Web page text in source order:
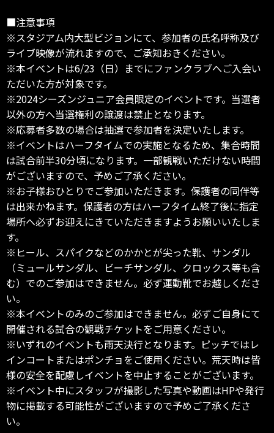
■注意事項
※スタジアム内大型ビジョンにて、参加者の氏名呼称及び
ライブ映像が流れますので、ご承知おきください。
※本イベントは6/23（日）までにファンクラブへご入会い
ただいた方が対象です。
※2024シーズンジュニア会員限定のイベントです。当選者
以外の方へ当選権利の譲渡は禁止となります。
※応募者多数の場合は抽選で参加者を決定いたします。
※イベントはハーフタイムでの実施となるため、集合時間
は試合前半30分頃になります。一部観戦いただけない時間
がございますので、予めご了承ください。
※お子様おひとりでご参加いただきます。保護者の同伴等
は出来かねます。保護者の方はハーフタイム終了後に指定
場所へ必ずお迎えにきていただきますようお願いいたしま
す。
※ヒール、スパイクなどのかかとが尖った靴、サンダル
（ミュールサンダル、ビーチサンダル、クロックス等も含
む）でのご参加はできません。必ず運動靴でお越しくださ
い。
※本イベントのみのご参加はできません。必ずご自身にて
開催される試合の観戦チケットをご用意ください。
※いずれのイベントも雨天決行となります。ピッチではレ
インコートまたはポンチョをご使用ください。荒天時は皆
様の安全を配慮しイベントを中止することがございます。
※イベント中にスタッフが撮影した写真や動画はHPや発行
物に掲載する可能性がございますので予めご了承くださ
い。